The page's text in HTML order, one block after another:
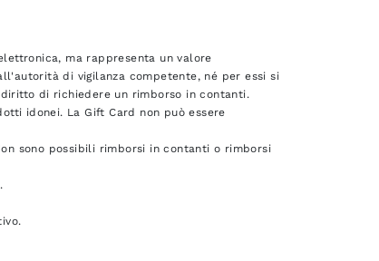
ma rappresenta un valore
di vigilanza competente, né per essi si
di richiedere un rimborso in contanti.
idonei. La Gift Card non può essere
sono possibili rimborsi in contanti o rimborsi